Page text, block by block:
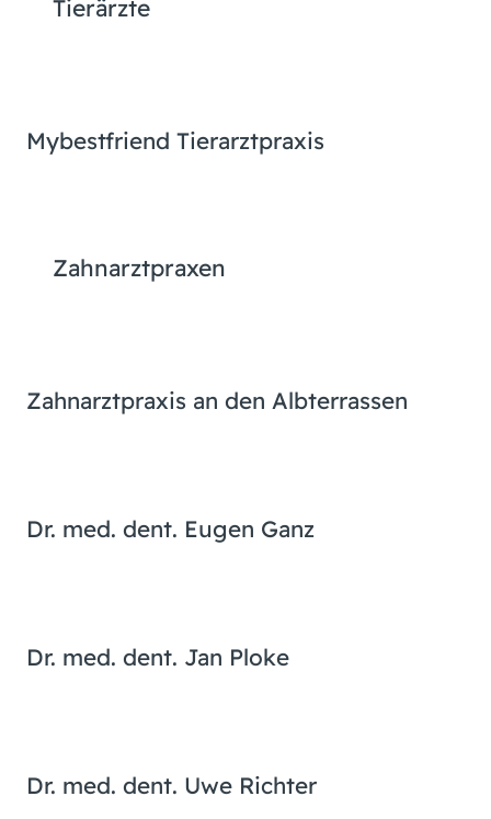
Tierärzte
Mybestfriend Tierarztpraxis
Zahnarztpraxen
Zahnarztpraxis an den Albterrassen
Dr. med. dent. Eugen Ganz
Dr. med. dent. Jan Ploke
Dr. med. dent. Uwe Richter